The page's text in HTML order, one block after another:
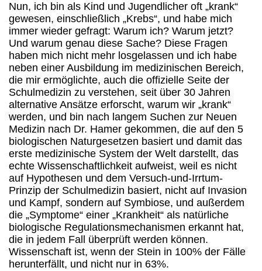
Nun, ich bin als Kind und Jugendlicher oft „krank“
gewesen, einschließlich „Krebs“, und habe mich
immer wieder gefragt: Warum ich? Warum jetzt?
Und warum genau diese Sache? Diese Fragen
haben mich nicht mehr losgelassen und ich habe
neben einer Ausbildung im medizinischen Bereich,
die mir ermöglichte, auch die offizielle Seite der
Schulmedizin zu verstehen, seit über 30 Jahren
alternative Ansätze erforscht, warum wir „krank“
werden, und bin nach langem Suchen zur Neuen
Medizin nach Dr. Hamer gekommen, die auf den 5
biologischen Naturgesetzen basiert und damit das
erste medizinische System der Welt darstellt, das
echte Wissenschaftlichkeit aufweist, weil es nicht
auf Hypothesen und dem Versuch-und-Irrtum-
Prinzip der Schulmedizin basiert, nicht auf Invasion
und Kampf, sondern auf Symbiose, und außerdem
die „Symptome“ einer „Krankheit“ als natürliche
biologische Regulationsmechanismen erkannt hat,
die in jedem Fall überprüft werden können.
Wissenschaft ist, wenn der Stein in 100% der Fälle
herunterfällt, und nicht nur in 63%.